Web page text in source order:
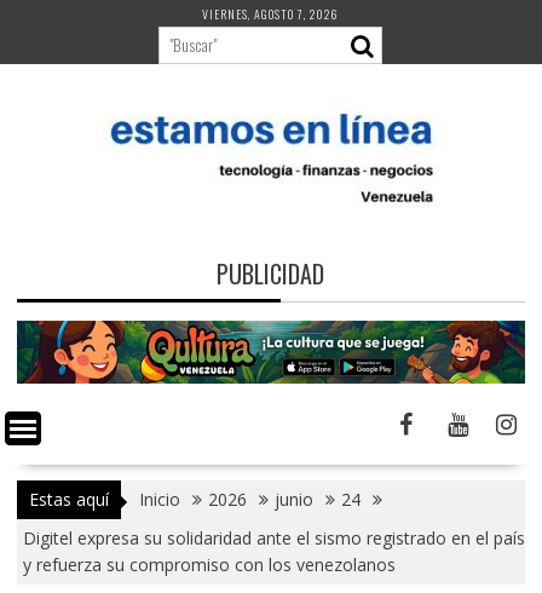
contenido
VIERNES, AGOSTO 7, 2026
PUBLICIDAD
Estas aquí Inicio 2026 junio
24
Digitel expresa su solidaridad ante el sismo registrado en el país
y refuerza su compromiso con los venezolanos